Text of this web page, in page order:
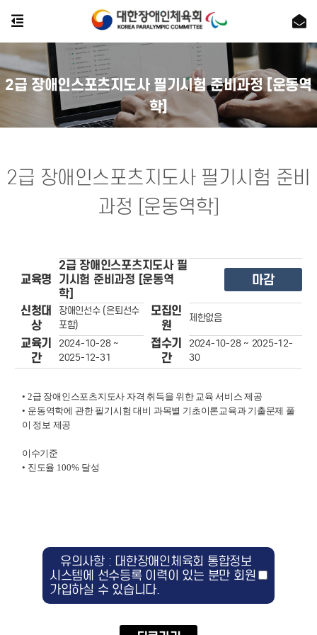
2급 장애인스포츠지도사 필기시험 준비과정 [운동역
학]
2급 장애인스포츠지도사 필기시험 준비
과정 [운동역학]
교육명
2급 장애인스포츠지도사 필
기시험 준비과정 [운동역
학]
마감
신청대
상
장애인선수 (은퇴선수
포함)
모집인
원
제한없음
교육기
간
2024-10-28 ~
2025-12-31
접수기
간
2024-10-28 ~ 2025-12-
30
• 2급 장애인스포츠지도사 자격 취득을 위한 교육 서비스 제공
• 운동역학에 관한 필기시험 대비 과목별 기초이론교육과 기출문제 풀
이 정보 제공
이수기준
• 진도율 100% 달성
유의사항 : 대한장애인체육회 통합정보
시스템에 선수등록 이력이 있는 분만 회원
가입하실 수 있습니다.